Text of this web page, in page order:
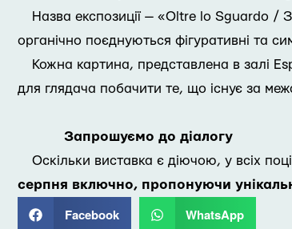
Назва експозиції — «Oltre lo Sguardo /
органічно поєднуються фігуративні та
Кожна картина, представлена в залі
для глядача побачити те, що існує за
Запрошуємо до діалогу
Оскільки виставка є діючою, у всіх
серпня включно, пропонуючи
Facebook WhatsApp